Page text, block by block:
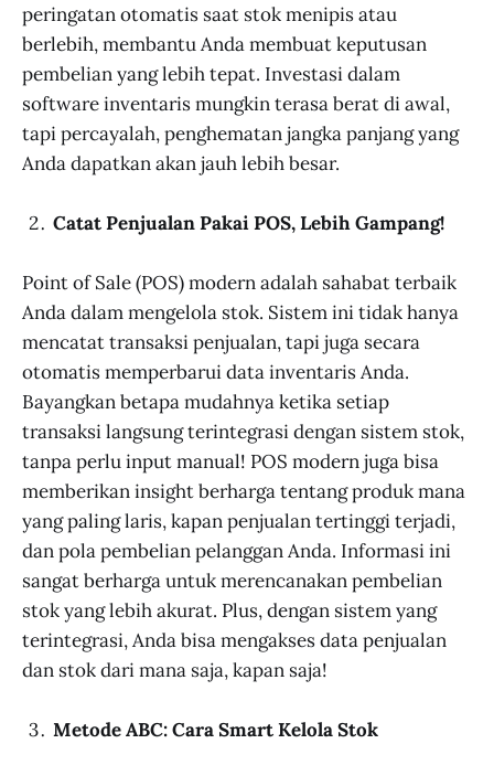
peringatan otomatis saat stok menipis atau
berlebih, membantu Anda membuat keputusan
pembelian yang lebih tepat. Investasi dalam
software inventaris mungkin terasa berat di awal,
tapi percayalah, penghematan jangka panjang yang
Anda dapatkan akan jauh lebih besar.
Catat Penjualan Pakai POS, Lebih Gampang!
Point of Sale (POS) modern adalah sahabat terbaik
Anda dalam mengelola stok. Sistem ini tidak hanya
mencatat transaksi penjualan, tapi juga secara
otomatis memperbarui data inventaris Anda.
Bayangkan betapa mudahnya ketika setiap
transaksi langsung terintegrasi dengan sistem stok,
tanpa perlu input manual! POS modern juga bisa
memberikan insight berharga tentang produk mana
yang paling laris, kapan penjualan tertinggi terjadi,
dan pola pembelian pelanggan Anda. Informasi ini
sangat berharga untuk merencanakan pembelian
stok yang lebih akurat. Plus, dengan sistem yang
terintegrasi, Anda bisa mengakses data penjualan
dan stok dari mana saja, kapan saja!
Metode ABC: Cara Smart Kelola Stok